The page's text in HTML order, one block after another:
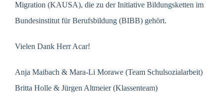
Migration (KAUSA), die zu der Initiative Bildungsketten im
Bundesinstitut für Berufsbildung (BIBB) gehört.
Vielen Dank Herr Acar!
Anja Maibach & Mara-Li Morawe (Team Schulsozialarbeit)
Britta Holle & Jürgen Altmeier (Klassenteam)